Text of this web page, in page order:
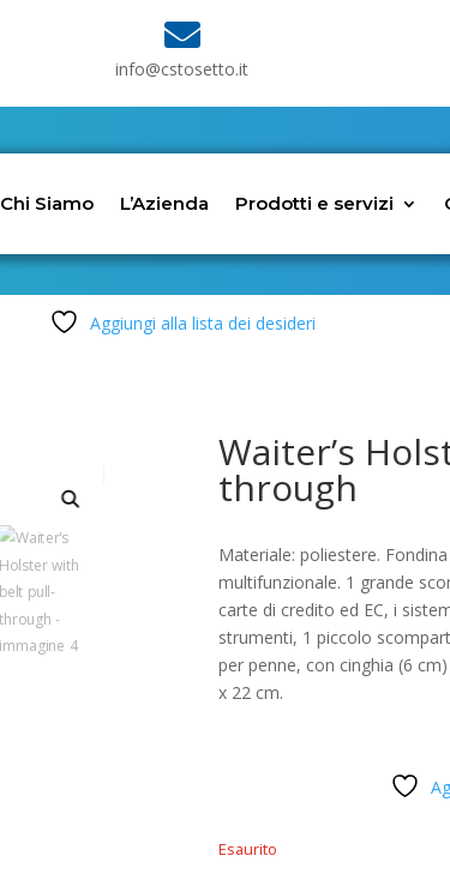

info@cstosetto.it
Chi Siamo L’Azienda Prodotti e servizi
Aggiungi alla lista dei desideri
Waiter’s
through
Materiale: poliestere.
multifunzionale. 1 grande
carte di credito ed EC, i
strumenti, 1 piccolo
per penne, con cinghia (6
x 22 cm.
Esaurito